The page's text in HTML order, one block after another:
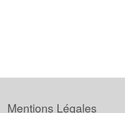
Mentions Légales